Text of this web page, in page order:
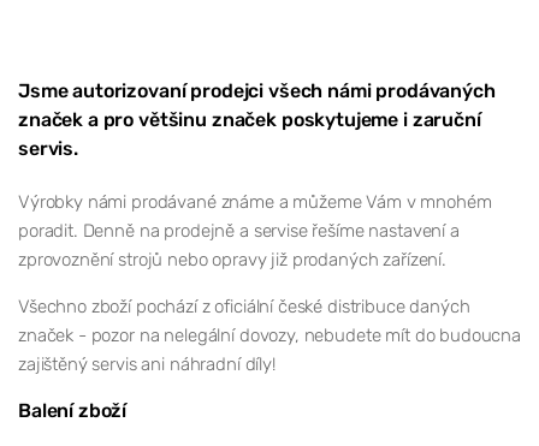
Jsme autorizovaní prodejci všech námi prodávaných
značek a pro většinu značek poskytujeme i zaruční
servis.
Výrobky námi prodávané známe a můžeme Vám v mnohém
poradit. Denně na prodejně a servise řešíme nastavení a
zprovoznění strojů nebo opravy již prodaných zařízení.
Všechno zboží pochází z oficiální české distribuce daných
značek - pozor na nelegální dovozy, nebudete mít do budoucna
zajištěný servis ani náhradní díly!
Balení zboží